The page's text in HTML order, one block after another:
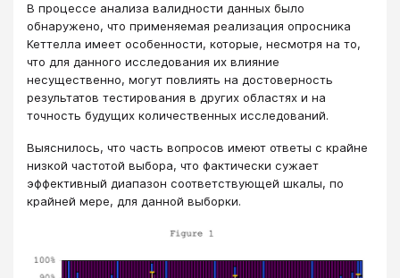
В процессе анализа валидности данных было
обнаружено, что применяемая реализация опросника
Кеттелла имеет особенности, которые, несмотря на то,
что для данного исследования их влияние
несущественно, могут повлиять на достоверность
результатов тестирования в других областях и на
точность будущих количественных исследований.
Выяснилось, что часть вопросов имеют ответы с крайне
низкой частотой выбора, что фактически сужает
эффективный диапазон соответствующей шкалы, по
крайней мере, для данной выборки.